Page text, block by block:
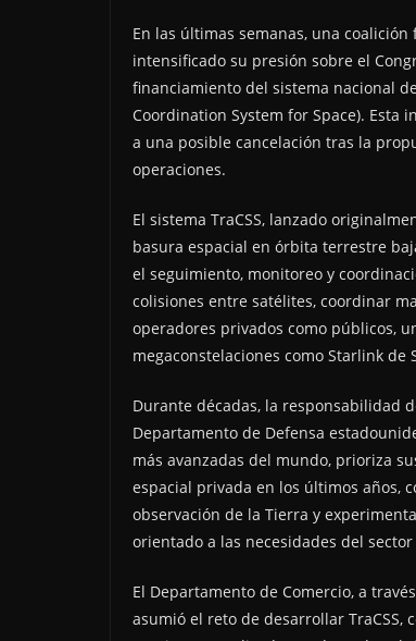
En las últimas semanas, una
intensificado su presión sobre el
financiamiento del sistema nacional
Coordination System for Space). Esta
a una posible cancelación tras la
operaciones.
El sistema TraCSS, lanzado
basura espacial en órbita terrestre
el seguimiento, monitoreo y
colisiones entre satélites, coordinar
operadores privados como públicos,
megaconstelaciones como Starlink de
Durante décadas, la responsabilidad
Departamento de Defensa
más avanzadas del mundo, prioriza
espacial privada en los últimos años,
observación de la Tierra y
orientado a las necesidades del
El Departamento de Comercio, a
asumió el reto de desarrollar TraCSS,